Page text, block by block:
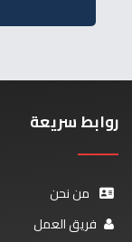
روابط سريعة
من نحن
فريق العمل